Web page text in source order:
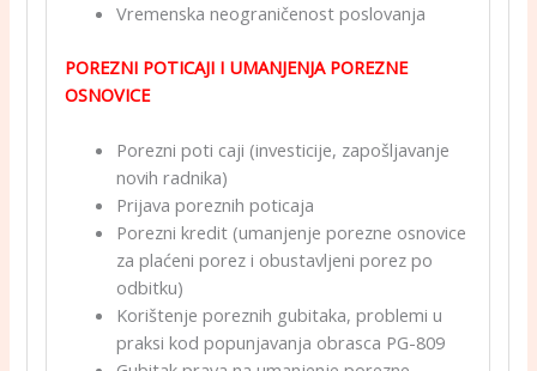
Vremenska neograničenost poslovanja
POREZNI POTICAJI I UMANJENJA POREZNE
OSNOVICE
Porezni poti caji (investicije, zapošljavanje
novih radnika)
Prijava poreznih poticaja
Porezni kredit (umanjenje porezne osnovice
za plaćeni porez i obustavljeni porez po
odbitku)
Korištenje poreznih gubitaka, problemi u
praksi kod popunjavanja obrasca PG-809